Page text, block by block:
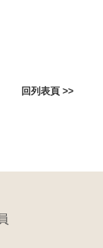
回列表頁 >>